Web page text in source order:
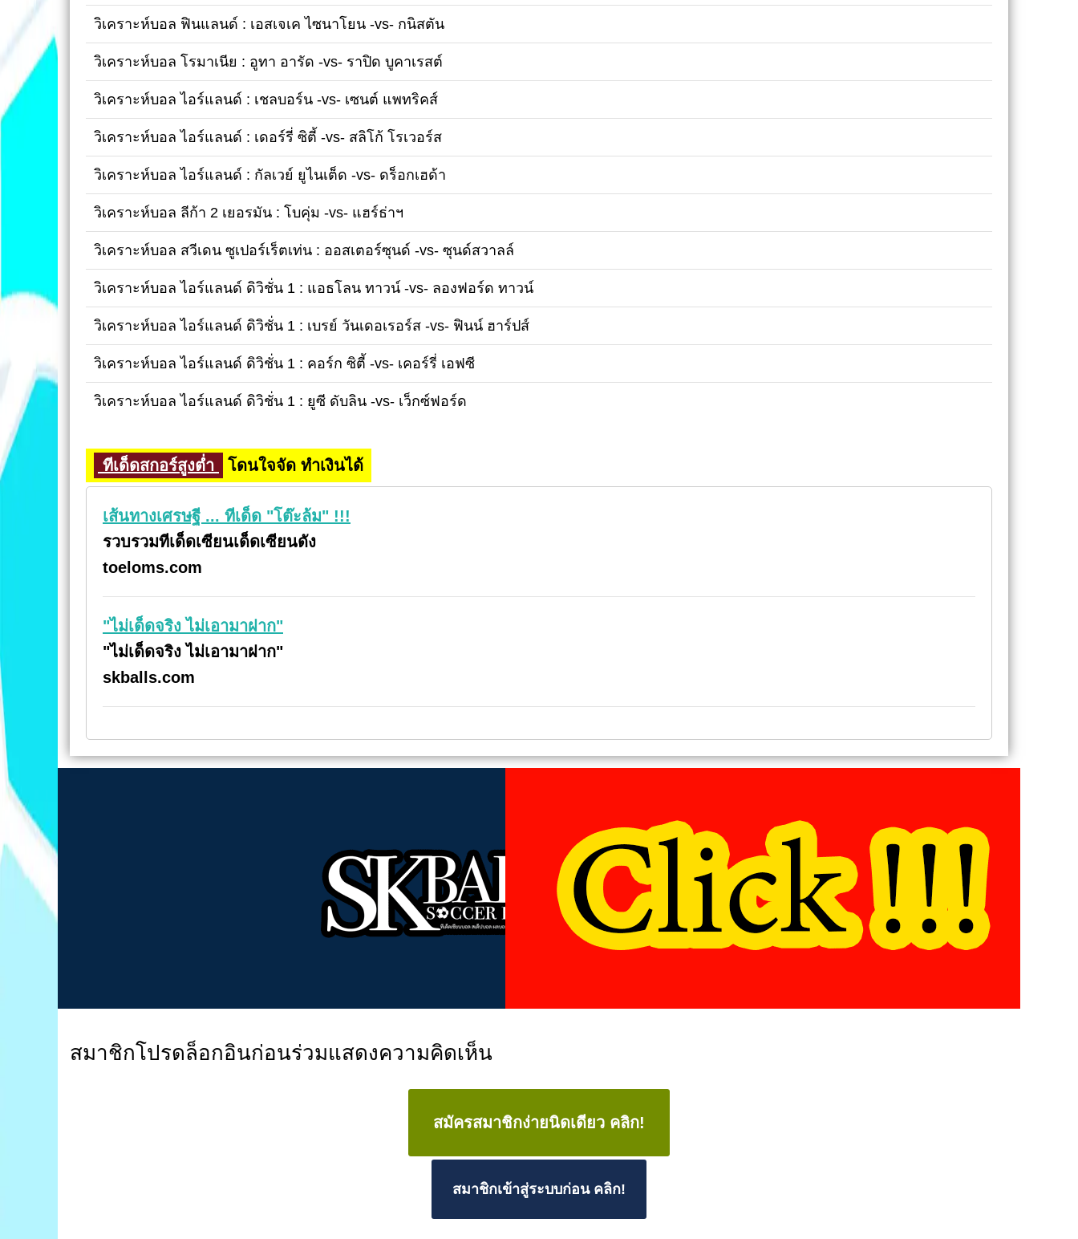
วิเคราะห์บอล ฟินแลนด์ : เอสเจเค ไซนาโยน -vs- กนิสตัน
วิเคราะห์บอล โรมาเนีย : อูทา อารัด -vs- ราปิด บูคาเรสต์
วิเคราะห์บอล ไอร์แลนด์ : เชลบอร์น -vs- เซนต์ แพทริคส์
วิเคราะห์บอล ไอร์แลนด์ : เดอร์รี่ ซิตี้ -vs- สลิโก้ โรเวอร์ส
วิเคราะห์บอล ไอร์แลนด์ : กัลเวย์ ยูไนเต็ด -vs- ดร็อกเฮด้า
วิเคราะห์บอล ลีก้า 2 เยอรมัน : โบคุ่ม -vs- แฮร์ธ่าฯ
วิเคราะห์บอล สวีเดน ซูเปอร์เร็ตเท่น : ออสเตอร์ซุนด์ -vs- ซุนด์สวาลล์
วิเคราะห์บอล ไอร์แลนด์ ดิวิชั่น 1 : แอธโลน ทาวน์ -vs- ลองฟอร์ด ทาวน์
วิเคราะห์บอล ไอร์แลนด์ ดิวิชั่น 1 : เบรย์ วันเดอเรอร์ส -vs- ฟินน์ ฮาร์ปส์
วิเคราะห์บอล ไอร์แลนด์ ดิวิชั่น 1 : คอร์ก ซิตี้ -vs- เคอร์รี่ เอฟซี
วิเคราะห์บอล ไอร์แลนด์ ดิวิชั่น 1 : ยูซี ดับลิน -vs- เว็กซ์ฟอร์ด
ทีเด็ดสกอร์สูงต่ำ โดนใจจัด ทำเงินได้
เส้นทางเศรษฐี ... ทีเด็ด "โต๊ะล้ม" !!!
รวบรวมทีเด็ดเซียนเด็ดเซียนดัง
toeloms.com
"ไม่เด็ดจริง ไม่เอามาฝาก"
"ไม่เด็ดจริง ไม่เอามาฝาก"
skballs.com
สมาชิกโปรดล็อกอินก่อนร่วมแสดงความคิดเห็น
สมัครสมาชิกง่ายนิดเดียว คลิก!
สมาชิกเข้าสู่ระบบก่อน คลิก!